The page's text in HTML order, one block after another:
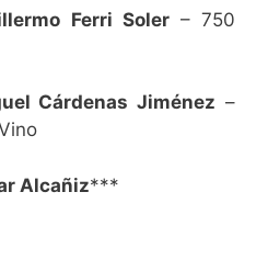
Ferri Soler– 750
Cárdenas Jiménez –
Alcañiz***